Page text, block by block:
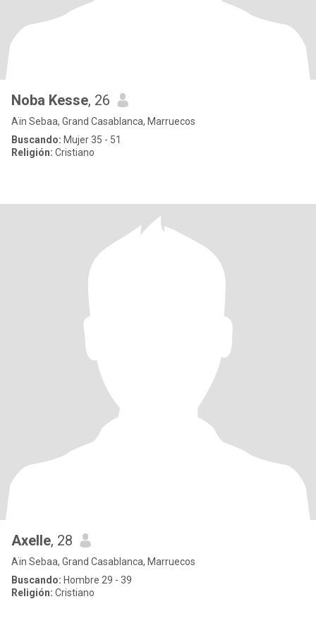
Noba Kesse, 26
Aïn Sebaa, Grand Casablanca, Marruecos
Buscando: Mujer 35 - 51
Religión: Cristiano
Axelle, 28
Aïn Sebaa, Grand Casablanca, Marruecos
Buscando: Hombre 29 - 39
Religión: Cristiano